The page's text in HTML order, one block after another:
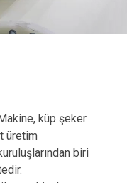
küp şeker
üretim
biri